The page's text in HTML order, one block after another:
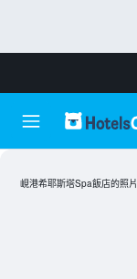
峴港希耶斯塔Spa飯店的照片